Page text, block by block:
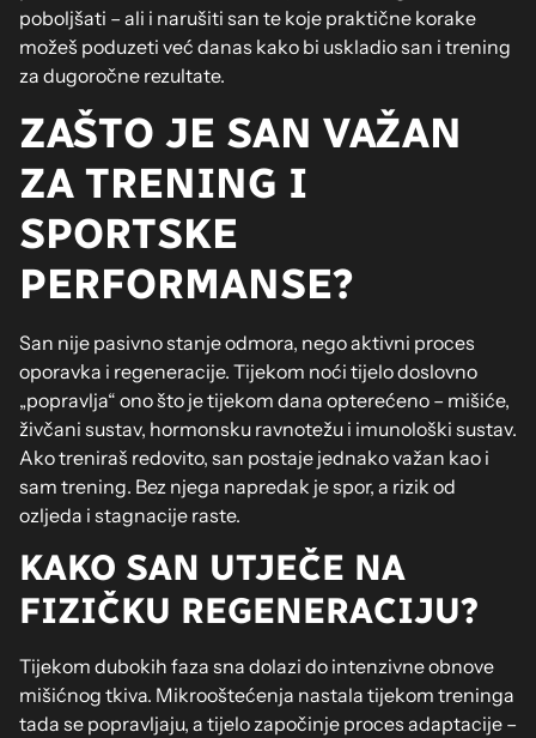
poboljšati – ali i narušiti san te koje praktične korake
možeš poduzeti već danas kako bi uskladio san i trening
za dugoročne rezultate.
ZAŠTO JE SAN VAŽAN
ZA TRENING I
SPORTSKE
PERFORMANSE?
San nije pasivno stanje odmora, nego aktivni proces
oporavka i regeneracije. Tijekom noći tijelo doslovno
„popravlja“ ono što je tijekom dana opterećeno – mišiće,
živčani sustav, hormonsku ravnotežu i imunološki sustav.
Ako treniraš redovito, san postaje jednako važan kao i
sam trening. Bez njega napredak je spor, a rizik od
ozljeda i stagnacije raste.
KAKO SAN UTJEČE NA
FIZIČKU REGENERACIJU?
Tijekom dubokih faza sna dolazi do intenzivne obnove
mišićnog tkiva. Mikrooštećenja nastala tijekom treninga
tada se popravljaju, a tijelo započinje proces adaptacije –